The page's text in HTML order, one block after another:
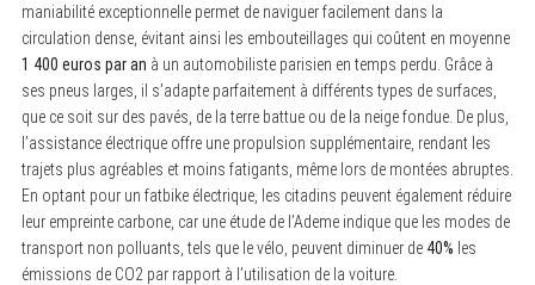
maniabilité exceptionnelle permet de naviguer facilement dans la
circulation dense, évitant ainsi les embouteillages qui coûtent en moyenne
1 400 euros par an à un automobiliste parisien en temps perdu. Grâce à
ses pneus larges, il s’adapte parfaitement à différents types de surfaces,
que ce soit sur des pavés, de la terre battue ou de la neige fondue. De plus,
l’assistance électrique offre une propulsion supplémentaire, rendant les
trajets plus agréables et moins fatigants, même lors de montées abruptes.
En optant pour un fatbike électrique, les citadins peuvent également réduire
leur empreinte carbone, car une étude de l’Ademe indique que les modes de
transport non polluants, tels que le vélo, peuvent diminuer de 40% les
émissions de CO2 par rapport à l’utilisation de la voiture.